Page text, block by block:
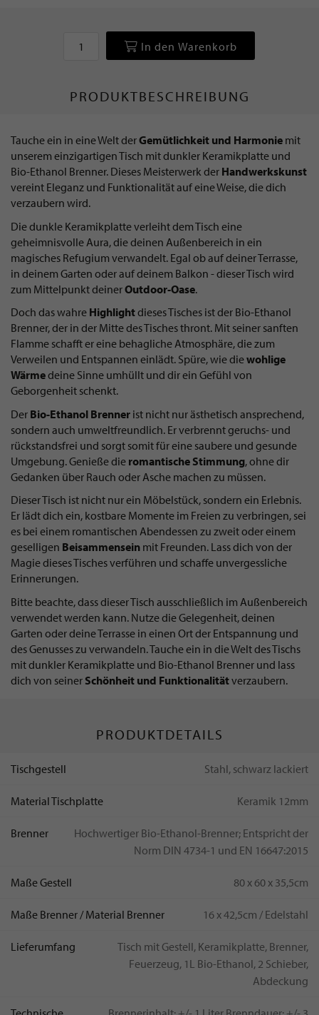
In den Warenkorb
PRODUKTBESCHREIBUNG
Tauche ein in eine Welt derGemütlichkeit und Harmonie mit
unserem einzigartigen Tisch mit dunkler Keramikplatte und
Bio-Ethanol Brenner. Dieses Meisterwerk der Handwerkskunst
vereint Eleganz und Funktionalität auf eine Weise, die dich
verzaubern wird.
Die dunkle Keramikplatte verleiht dem Tisch eine
geheimnisvolle Aura, die deinen Außenbereich in ein
magisches Refugium verwandelt. Egal ob auf deiner Terrasse,
in deinem Garten oder auf deinem Balkon - dieser Tisch wird
zum Mittelpunkt deinerOutdoor-Oase.
Doch das wahre Highlightdieses Tisches ist der Bio-Ethanol
Brenner, der in der Mitte des Tisches thront. Mit seiner sanften
Flamme schafft er eine behagliche Atmosphäre, die zum
Verweilen und Entspannen einlädt. Spüre, wie diewohlige
Wärmedeine Sinne umhüllt und dir ein Gefühl von
Geborgenheit schenkt.
Der Bio-Ethanol Brenner ist nicht nur ästhetisch ansprechend,
sondern auch umweltfreundlich. Er verbrennt geruchs- und
rückstandsfrei und sorgt somit für eine saubere und gesunde
Umgebung. Genieße die romantische Stimmung, ohne dir
Gedanken über Rauch oder Asche machen zu müssen.
Dieser Tisch ist nicht nur ein Möbelstück, sondern ein Erlebnis.
Er lädt dich ein, kostbare Momente im Freien zu verbringen, sei
es bei einem romantischen Abendessen zu zweit oder einem
geselligen Beisammensein mit Freunden. Lass dich von der
Magie dieses Tisches verführen und schaffe unvergessliche
Erinnerungen.
Bitte beachte, dass dieser Tisch ausschließlich im Außenbereich
verwendet werden kann. Nutze die Gelegenheit, deinen
Garten oder deine Terrasse in einen Ort der Entspannung und
des Genusses zu verwandeln. Tauche ein in die Welt des Tischs
mit dunkler Keramikplatte und Bio-Ethanol Brenner und lass
dich von seiner Schönheit und Funktionalitätverzaubern.
PRODUKTDETAILS
Tischgestell Stahl, schwarz lackiert
Material Tischplatte Keramik 12mm
Brenner
Hochwertiger Bio-Ethanol-Brenner; Entspricht der
Norm DIN 4734-1 und EN 16647:2015
Maße Gestell 80 x 60 x 35,5cm
Maße Brenner / Material Brenner 16 x 42,5cm / Edelstahl
Lieferumfang
Tisch mit Gestell, Keramikplatte, Brenner,
Feuerzeug, 1L Bio-Ethanol, 2 Schieber,
Abdeckung